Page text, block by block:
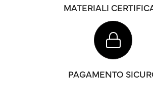
MATERIALI
PAGAMENTO